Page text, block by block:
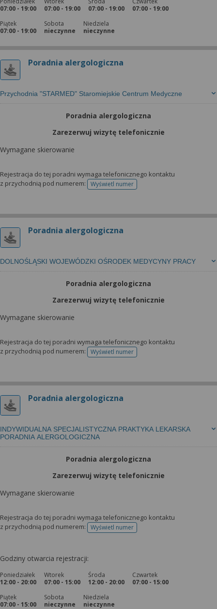
07:00 - 19:00
07:00 - 19:00
07:00 - 19:00
07:00 - 19:00
Piątek
07:00 - 19:00
Sobota
nieczynne
Niedziela
nieczynne
Poradnia alergologiczna
Przychodnia "STARMED" Staromiejskie Centrum Medyczne
Poradnia alergologiczna
Zarezerwuj wizytę telefonicznie
Wymagane skierowanie
Rejestracja do tej poradni wymaga telefonicznego kontaktu
z przychodnią pod numerem:
Wyświetl numertelefonu do rejestracji
Poradnia alergologiczna
DOLNOŚLĄSKI WOJEWÓDZKI OŚRODEK MEDYCYNY PRACY
Poradnia alergologiczna
Zarezerwuj wizytę telefonicznie
Wymagane skierowanie
Rejestracja do tej poradni wymaga telefonicznego kontaktu
z przychodnią pod numerem:
Wyświetl numertelefonu do rejestracji
Poradnia alergologiczna
INDYWIDUALNA SPECJALISTYCZNA PRAKTYKA LEKARSKA
PORADNIA ALERGOLOGICZNA
Poradnia alergologiczna
Zarezerwuj wizytę telefonicznie
Wymagane skierowanie
Rejestracja do tej poradni wymaga telefonicznego kontaktu
z przychodnią pod numerem:
Wyświetl numertelefonu do rejestracji
Godziny otwarcia rejestracji:
Poniedziałek
12:00 - 20:00
Wtorek
07:00 - 15:00
Środa
12:00 - 20:00
Czwartek
07:00 - 15:00
Piątek
07:00 - 15:00
Sobota
nieczynne
Niedziela
nieczynne